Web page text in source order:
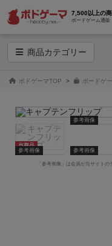
7,500以上の
ボードゲーム通販
商品カテゴリー
ボドゲーマTOP ボードゲ
当商品
参考画像
参考画像 参考画像
「参考画像」は会員が当サイト